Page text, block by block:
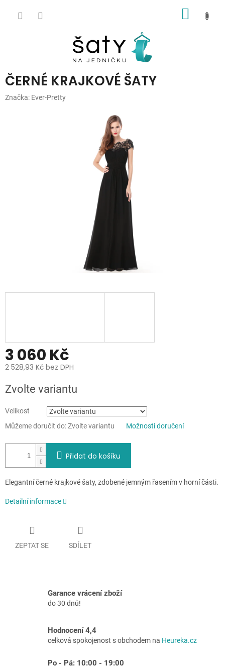
ČERNÉ KRAJKOVÉ ŠATY
Značka: Ever-Pretty
3 060 Kč
2 528,93 Kč bez DPH
cena:
Zvolte variantu
Velikost
Můžeme doručit do:Zvolte variantu Možnosti doručení
Přidat do košíku
Elegantní černé krajkové šaty, zdobené jemným řasením v horní části.
Detailní informace
ZEPTAT SE SDÍLET
Garance vrácení zboží
do 30 dnů!
Hodnocení 4,4
celková spokojenost s obchodem na Heureka.cz
Po - Pá: 10:00 - 19:00